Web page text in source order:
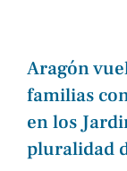
Aragón
familias
en los
pluralidad